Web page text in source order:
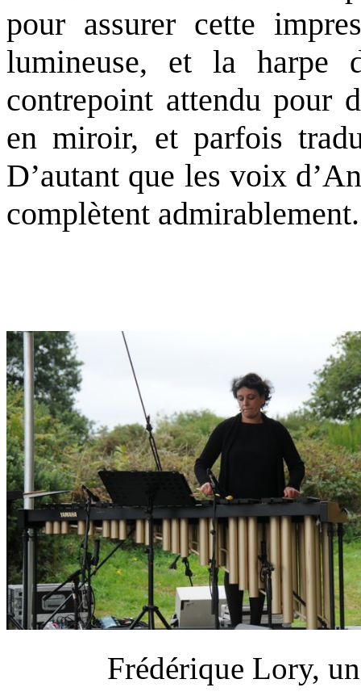
pour assurer cette
lumineuse, et la harpe
contrepoint attendu pour
en miroir, et parfois
D’autant que les voix
complètent admirablement.
Frédérique Lory,